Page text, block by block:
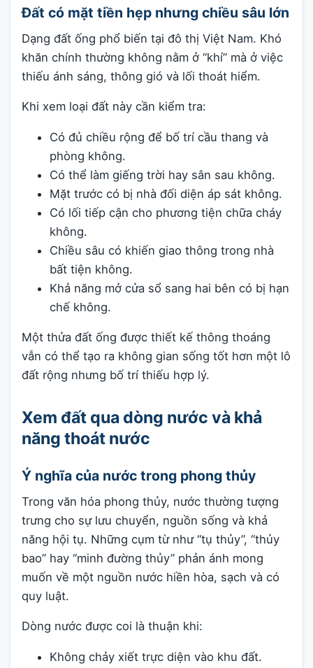
Đất có mặt tiền hẹp nhưng chiều sâu lớn
Dạng đất ống phổ biến tại đô thị Việt Nam. Khó
khăn chính thường không nằm ở “khí” mà ở việc
thiếu ánh sáng, thông gió và lối thoát hiểm.
Khi xem loại đất này cần kiểm tra:
Có đủ chiều rộng để bố trí cầu thang và
phòng không.
Có thể làm giếng trời hay sân sau không.
Mặt trước có bị nhà đối diện áp sát không.
Có lối tiếp cận cho phương tiện chữa cháy
không.
Chiều sâu có khiến giao thông trong nhà
bất tiện không.
Khả năng mở cửa sổ sang hai bên có bị hạn
chế không.
Một thửa đất ống được thiết kế thông thoáng
vẫn có thể tạo ra không gian sống tốt hơn một lô
đất rộng nhưng bố trí thiếu hợp lý.
Xem đất qua dòng nước và khả
năng thoát nước
Ý nghĩa của nước trong phong thủy
Trong văn hóa phong thủy, nước thường tượng
trưng cho sự lưu chuyển, nguồn sống và khả
năng hội tụ. Những cụm từ như “tụ thủy”, “thủy
bao” hay “minh đường thủy” phản ánh mong
muốn về một nguồn nước hiền hòa, sạch và có
quy luật.
Dòng nước được coi là thuận khi:
Không chảy xiết trực diện vào khu đất.